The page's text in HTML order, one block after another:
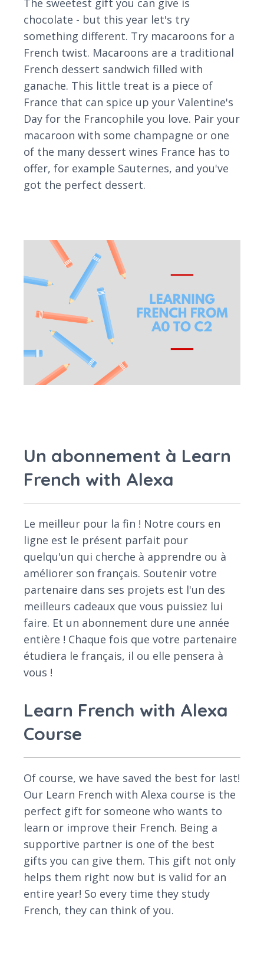
chocolate - but this year let's try
something different. Try macaroons for a
French twist. Macaroons are a traditional
French dessert sandwich filled with
ganache. This little treat is a piece of
France that can spice up your Valentine's
Day for the Francophile you love. Pair your
macaroon with some champagne or one
of the many dessert wines France has to
offer, for example Sauternes, and you've
got the perfect dessert.
Un abonnement à Learn
French with Alexa
Le meilleur pour la fin ! Notre cours en
ligne est le présent parfait pour
quelqu'un qui cherche à apprendre ou à
améliorer son français. Soutenir votre
partenaire dans ses projets est l'un des
meilleurs cadeaux que vous puissiez lui
faire. Et un abonnement dure une année
entière ! Chaque fois que votre partenaire
étudiera le français, il ou elle pensera à
vous !
Learn French with Alexa
Course
Of course, we have saved the best for last!
Our Learn French with Alexa course is the
perfect gift for someone who wants to
learn or improve their French. Being a
supportive partner is one of the best
gifts you can give them. This gift not only
helps them right now but is valid for an
entire year! So every time they study
French, they can think of you.